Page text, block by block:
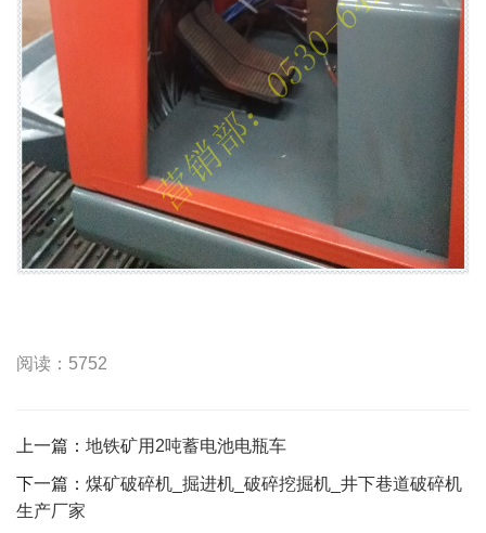
阅读：5752
上一篇： 地铁矿用2吨蓄电池电瓶车
下一篇： 煤矿破碎机_掘进机_破碎挖掘机_井下巷道破碎机
生产厂家